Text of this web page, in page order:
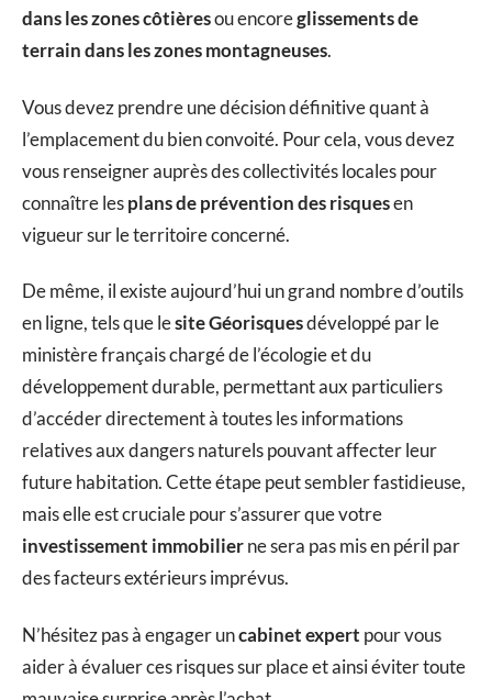
dans les zones côtièresou encoreglissements de
terrain dans les zones montagneuses.
Vous devez prendre une décision définitive quant à
l’emplacement du bien convoité. Pour cela, vous devez
vous renseigner auprès des collectivités locales pour
connaître lesplans de prévention des risquesen
vigueur sur le territoire concerné.
De même, il existe aujourd’hui un grand nombre d’outils
en ligne, tels que lesite Géorisquesdéveloppé par le
ministère français chargé de l’écologie et du
développement durable, permettant aux particuliers
d’accéder directement à toutes les informations
relatives aux dangers naturels pouvant affecter leur
future habitation. Cette étape peut sembler fastidieuse,
mais elle est cruciale pour s’assurer que votre
investissement immobilierne sera pas mis en péril par
des facteurs extérieurs imprévus.
N’hésitez pas à engager uncabinet expert pour vous
aider à évaluer ces risques sur place et ainsi éviter toute